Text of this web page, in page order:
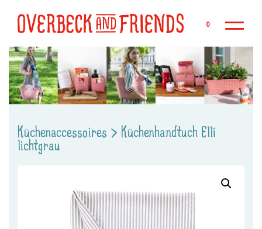
0
Küchenaccessoires > Küchenhandtuch Elli
lichtgrau